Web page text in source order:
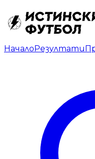
НачалоРезултати